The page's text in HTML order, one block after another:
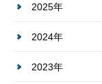
2025年
2024年
2023年